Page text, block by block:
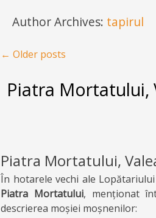
Author Archives: tapirul
Post navigation
← Older posts
Piatra Mortatului,
Piatra Mortatului,
În hotarele vechi ale
Piatra Mortatului, menționat
descrierea moșiei moșnenilor: